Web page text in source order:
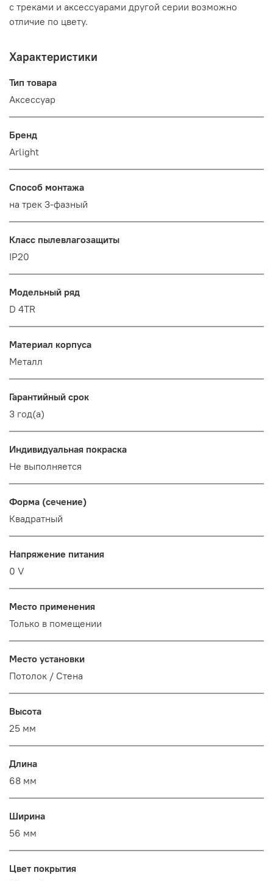
с треками и аксессуарами другой серии возможно
отличие по цвету.
Характеристики
Тип товара
Аксессуар
Бренд
Arlight
Способ монтажа
на трек 3-фазный
Класс пылевлагозащиты
IP20
Модельный ряд
D 4TR
Материал корпуса
Металл
Гарантийный срок
3 год(а)
Индивидуальная покраска
Не выполняется
Форма (сечение)
Квадратный
Напряжение питания
0 V
Место применения
Только в помещении
Место установки
Потолок / Cтена
Высота
25 мм
Длина
68 мм
Ширина
56 мм
Цвет покрытия